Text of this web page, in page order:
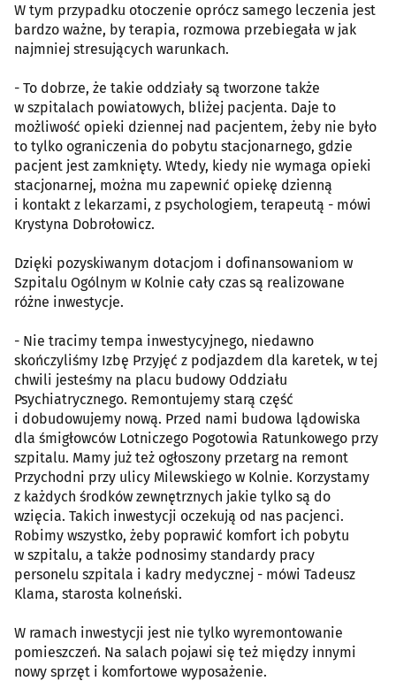
W tym przypadku otoczenie oprócz samego leczenia jest
bardzo ważne, by terapia, rozmowa przebiegała w jak
najmniej stresujących warunkach.
- To dobrze, że takie oddziały są tworzone także
w szpitalach powiatowych, bliżej pacjenta. Daje to
możliwość opieki dziennej nad pacjentem, żeby nie było
to tylko ograniczenia do pobytu stacjonarnego, gdzie
pacjent jest zamknięty. Wtedy, kiedy nie wymaga opieki
stacjonarnej, można mu zapewnić opiekę dzienną
i kontakt z lekarzami, z psychologiem, terapeutą - mówi
Krystyna Dobrołowicz.
Dzięki pozyskiwanym dotacjom i dofinansowaniom w
Szpitalu Ogólnym w Kolnie cały czas są realizowane
różne inwestycje.
- Nie tracimy tempa inwestycyjnego, niedawno
skończyliśmy Izbę Przyjęć z podjazdem dla karetek, w tej
chwili jesteśmy na placu budowy Oddziału
Psychiatrycznego. Remontujemy starą część
i dobudowujemy nową. Przed nami budowa lądowiska
dla śmigłowców Lotniczego Pogotowia Ratunkowego przy
szpitalu. Mamy już też ogłoszony przetarg na remont
Przychodni przy ulicy Milewskiego w Kolnie. Korzystamy
z każdych środków zewnętrznych jakie tylko są do
wzięcia. Takich inwestycji oczekują od nas pacjenci.
Robimy wszystko, żeby poprawić komfort ich pobytu
w szpitalu, a także podnosimy standardy pracy
personelu szpitala i kadry medycznej - mówi Tadeusz
Klama, starosta kolneński.
W ramach inwestycji jest nie tylko wyremontowanie
pomieszczeń. Na salach pojawi się też między innymi
nowy sprzęt i komfortowe wyposażenie.